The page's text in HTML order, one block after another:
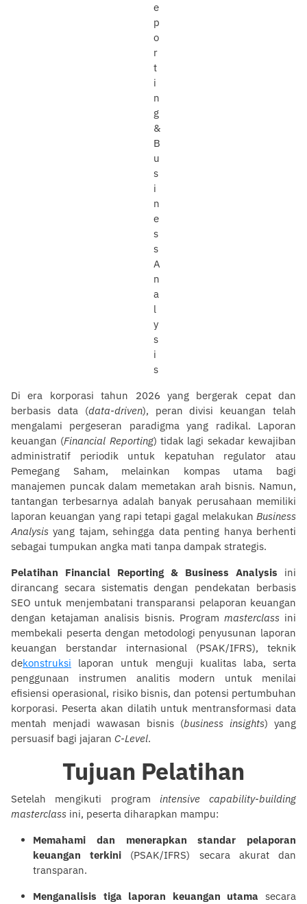
Di era korporasi tahun 2026 yang bergerak cepat dan
berbasis data (data-driven), peran divisi keuangan telah
mengalami pergeseran paradigma yang radikal. Laporan
keuangan (Financial Reporting) tidak lagi sekadar kewajiban
administratif periodik untuk kepatuhan regulator atau
Pemegang Saham, melainkan kompas utama bagi
manajemen puncak dalam memetakan arah bisnis. Namun,
tantangan terbesarnya adalah banyak perusahaan memiliki
laporan keuangan yang rapi tetapi gagal melakukan Business
Analysis yang tajam, sehingga data penting hanya berhenti
sebagai tumpukan angka mati tanpa dampak strategis.
Pelatihan Financial Reporting & Business Analysis ini
dirancang secara sistematis dengan pendekatan berbasis
SEO untuk menjembatani transparansi pelaporan keuangan
dengan ketajaman analisis bisnis. Program masterclassini
membekali peserta dengan metodologi penyusunan laporan
keuangan berstandar internasional (PSAK/IFRS), teknik
dekonstruksi laporan untuk menguji kualitas laba, serta
penggunaan instrumen analitis modern untuk menilai
efisiensi operasional, risiko bisnis, dan potensi pertumbuhan
korporasi. Peserta akan dilatih untuk mentransformasi data
mentah menjadi wawasan bisnis (business insights) yang
persuasif bagi jajaran C-Level.
Tujuan Pelatihan
Setelah mengikuti program intensive capability-building
masterclass ini, peserta diharapkan mampu:
Memahami dan menerapkan standar pelaporan
keuangan terkini (PSAK/IFRS) secara akurat dan
transparan.
Menganalisis tiga laporan keuangan utama secara